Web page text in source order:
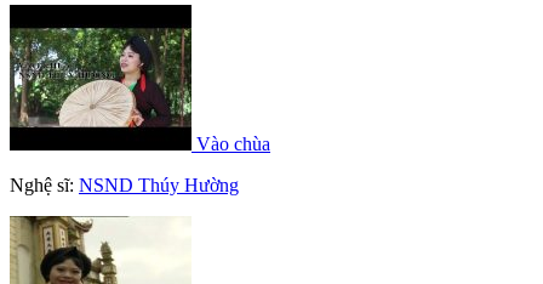
Vào chùa
Nghệ sĩ: NSND Thúy Hường